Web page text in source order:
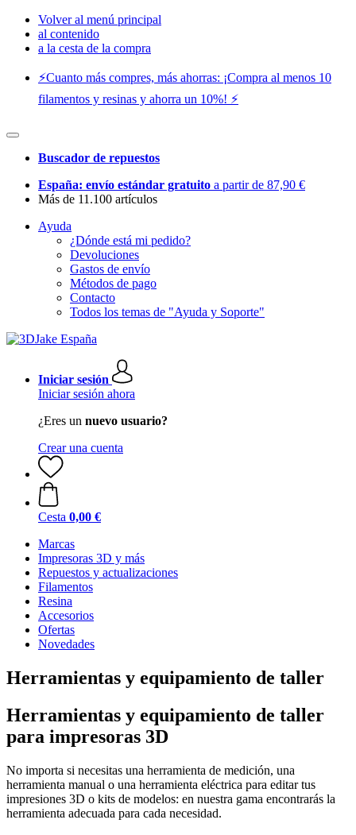
Volver al menú principal
al contenido
a la cesta de la compra
⚡️Cuanto más compres, más ahorras: ¡Compra al menos 10
filamentos y resinas y ahorra un 10%! ⚡️
Buscador de repuestos
España: envío estándar gratuito a partir de 87,90 €
Más de 11.100 artículos
Ayuda
¿Dónde está mi pedido?
Devoluciones
Gastos de envío
Métodos de pago
Contacto
Todos los temas de "Ayuda y Soporte"
Iniciar sesión
Iniciar sesión ahora
¿Eres un nuevo usuario?
Crear una cuenta
Cesta 0,00 €
Marcas
Impresoras 3D y más
Repuestos y actualizaciones
Filamentos
Resina
Accesorios
Ofertas
Novedades
Herramientas y equipamiento de taller
Herramientas y equipamiento de taller
para impresoras 3D
No importa si necesitas una herramienta de medición, una
herramienta manual o una herramienta eléctrica para editar tus
impresiones 3D o kits de modelos: en nuestra gama encontrarás la
herramienta adecuada para cada necesidad.